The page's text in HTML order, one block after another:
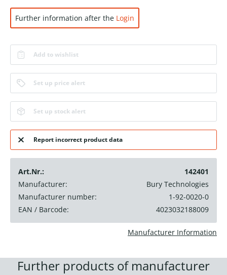
Further information after the Login
Add to wishlist
Set up price alert
Set up stock alert
Report incorrect product data
Art.Nr.:
142401
Manufacturer:
Bury Technologies
Manufacturer number:
1-92-0020-0
EAN / Barcode:
4023032188009
Manufacturer Information
Further products of manufacturer